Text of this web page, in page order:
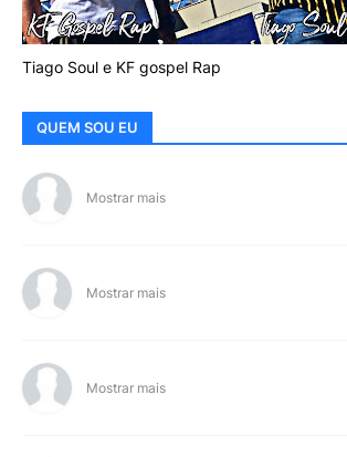
Tiago Soul e KF gospel Rap
QUEM SOU EU
Mostrar mais
Mostrar mais
Mostrar mais